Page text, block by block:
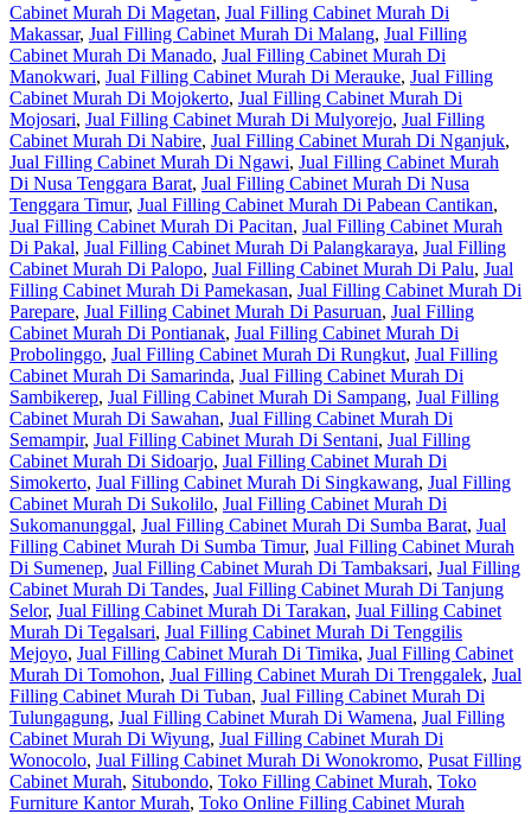
Cabinet Murah Di Magetan, Jual Filling Cabinet Murah Di
Makassar, Jual Filling Cabinet Murah Di Malang, Jual Filling
Cabinet Murah Di Manado, Jual Filling Cabinet Murah Di
Manokwari, Jual Filling Cabinet Murah Di Merauke, Jual Filling
Cabinet Murah Di Mojokerto, Jual Filling Cabinet Murah Di
Mojosari, Jual Filling Cabinet Murah Di Mulyorejo, Jual Filling
Cabinet Murah Di Nabire, Jual Filling Cabinet Murah Di Nganjuk,
Jual Filling Cabinet Murah Di Ngawi, Jual Filling Cabinet Murah
Di Nusa Tenggara Barat, Jual Filling Cabinet Murah Di Nusa
Tenggara Timur, Jual Filling Cabinet Murah Di Pabean Cantikan,
Jual Filling Cabinet Murah Di Pacitan, Jual Filling Cabinet Murah
Di Pakal, Jual Filling Cabinet Murah Di Palangkaraya, Jual Filling
Cabinet Murah Di Palopo, Jual Filling Cabinet Murah Di Palu, Jual
Filling Cabinet Murah Di Pamekasan, Jual Filling Cabinet Murah Di
Parepare, Jual Filling Cabinet Murah Di Pasuruan, Jual Filling
Cabinet Murah Di Pontianak, Jual Filling Cabinet Murah Di
Probolinggo, Jual Filling Cabinet Murah Di Rungkut, Jual Filling
Cabinet Murah Di Samarinda, Jual Filling Cabinet Murah Di
Sambikerep, Jual Filling Cabinet Murah Di Sampang, Jual Filling
Cabinet Murah Di Sawahan, Jual Filling Cabinet Murah Di
Semampir, Jual Filling Cabinet Murah Di Sentani, Jual Filling
Cabinet Murah Di Sidoarjo, Jual Filling Cabinet Murah Di
Simokerto, Jual Filling Cabinet Murah Di Singkawang, Jual Filling
Cabinet Murah Di Sukolilo, Jual Filling Cabinet Murah Di
Sukomanunggal, Jual Filling Cabinet Murah Di Sumba Barat, Jual
Filling Cabinet Murah Di Sumba Timur, Jual Filling Cabinet Murah
Di Sumenep, Jual Filling Cabinet Murah Di Tambaksari, Jual Filling
Cabinet Murah Di Tandes, Jual Filling Cabinet Murah Di Tanjung
Selor, Jual Filling Cabinet Murah Di Tarakan, Jual Filling Cabinet
Murah Di Tegalsari, Jual Filling Cabinet Murah Di Tenggilis
Mejoyo, Jual Filling Cabinet Murah Di Timika, Jual Filling Cabinet
Murah Di Tomohon, Jual Filling Cabinet Murah Di Trenggalek, Jual
Filling Cabinet Murah Di Tuban, Jual Filling Cabinet Murah Di
Tulungagung, Jual Filling Cabinet Murah Di Wamena, Jual Filling
Cabinet Murah Di Wiyung, Jual Filling Cabinet Murah Di
Wonocolo, Jual Filling Cabinet Murah Di Wonokromo, Pusat Filling
Cabinet Murah, Situbondo, Toko Filling Cabinet Murah, Toko
Furniture Kantor Murah, Toko Online Filling Cabinet Murah